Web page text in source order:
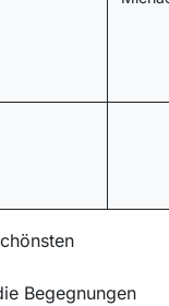
Begegnungen